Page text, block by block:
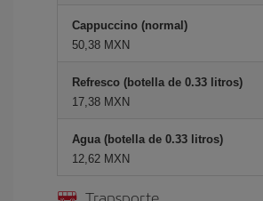
Cappuccino (normal)
50,38 MXN
Refresco (botella de 0.33 litros)
17,38 MXN
Agua (botella de 0.33 litros)
12,62 MXN